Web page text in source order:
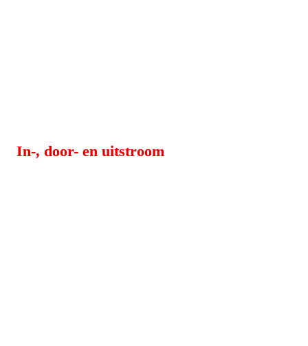
In-, door- en uitstroom